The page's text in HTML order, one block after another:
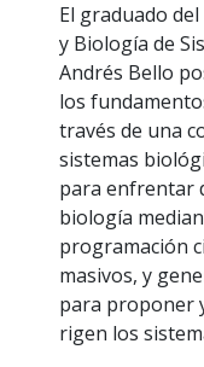
El graduado
y Biología de
Andrés Bello
los
través de una
sistemas
para enfrentar
biología
programación
masivos, y
para proponer
rigen los